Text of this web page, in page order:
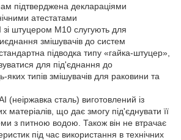
підтверджена деклараціями
атестатами
зі штуцером М10 слугують для
змішувачів до систем
підводка типу «гайка-штуцер»,
для під'єднання до
яких типів змішувачів для раковини та
(неіржавка сталь) виготовлений із
матеріалів, що дає змогу під'єднувати її
з питною водою. Також він не втрачає
під час використання в технічних